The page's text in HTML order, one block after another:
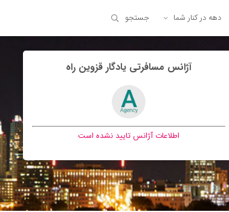
دهه در کنار شما جستجو
آژانس مسافرتی يادگار قزوين راه
اطلاعات آژانس تایید نشده است